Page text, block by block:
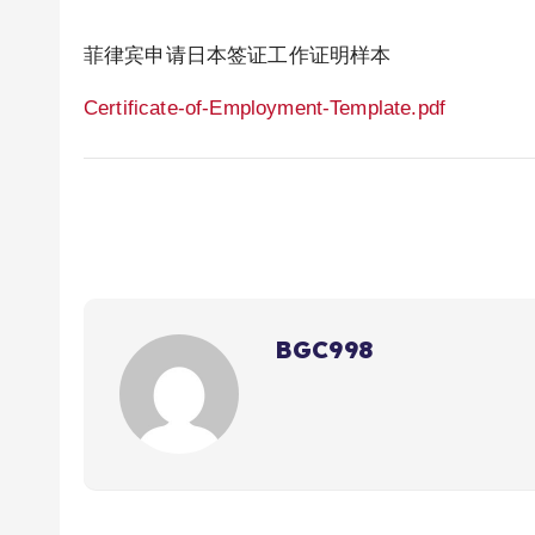
菲律宾申请日本签证工作证明样本
Certificate-of-Employment-Template.pdf
BGC998